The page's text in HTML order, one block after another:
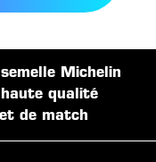
Michelin
haute qualité
de match